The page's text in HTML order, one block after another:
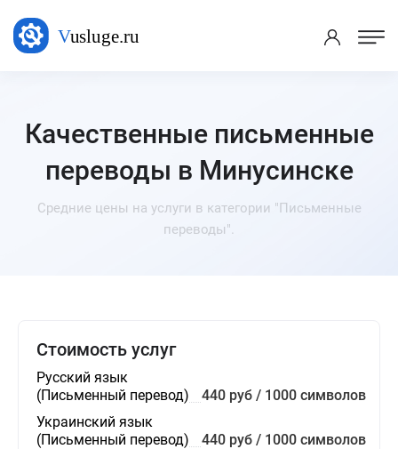
Качественные письменные
переводы в Минусинске
Средние цены на услуги в категории "Письменные
переводы".
Стоимость услуг
Русский язык
(Письменный перевод)
440 руб / 1000 символов
Украинский язык
(Письменный перевод)
440 руб / 1000 символов